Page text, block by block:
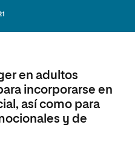
en adultos
incorporarse en
así como para
y de